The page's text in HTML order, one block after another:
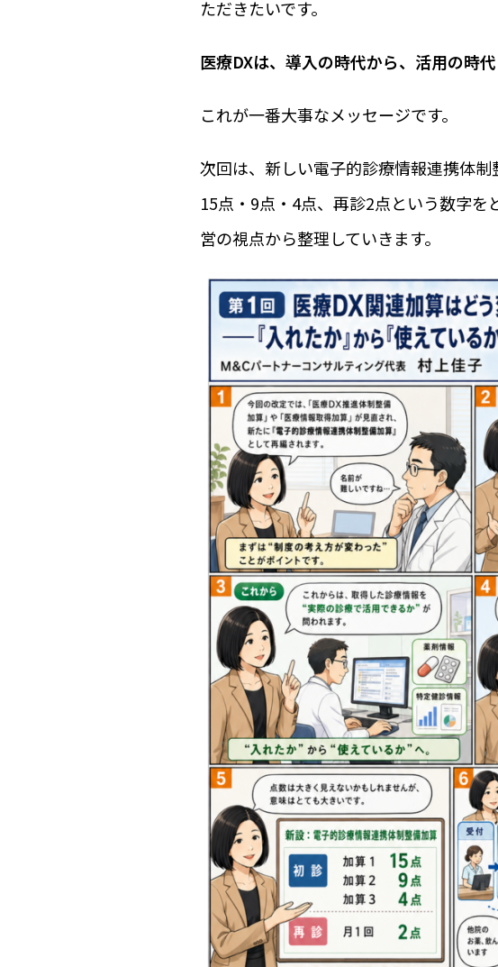
ただきたいです。
医療DXは、導入の時代から、活用の時代
これが一番大事なメッセージです。
次回は、新しい電子的診療情報連携体
15点・9点・4点、再診2点という数字
営の視点から整理していきます。